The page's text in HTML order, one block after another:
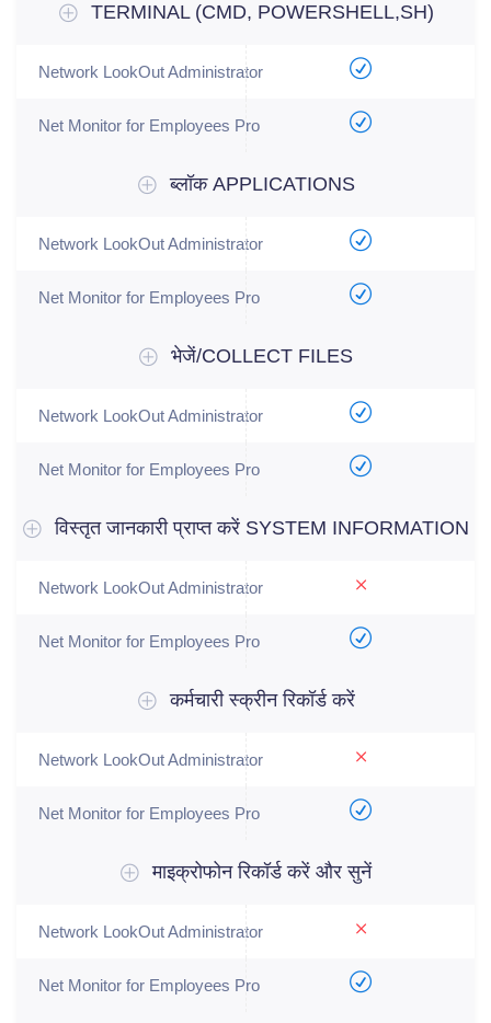
TERMINAL (CMD, POWERSHELL,SH)
ब्लॉक APPLICATIONS
भेजें/COLLECT FILES
विस्तृत जानकारी प्राप्त करें SYSTEM INFORMATION
कर्मचारी स्क्रीन रिकॉर्ड करें
माइक्रोफोन रिकॉर्ड करें और सुनें